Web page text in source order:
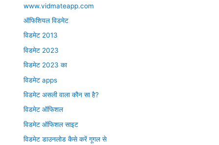
www.vidmateapp.com
ऑफिशियल विडमेट
विडमेट 2013
विडमेट 2023
विडमेट 2023 का
विडमेट apps
विडमेट असली वाला कौन सा है?
विडमेट ऑफिशल
विडमेट ऑफिशल साइट
विडमेट डाउनलोड कैसे करें गूगल से